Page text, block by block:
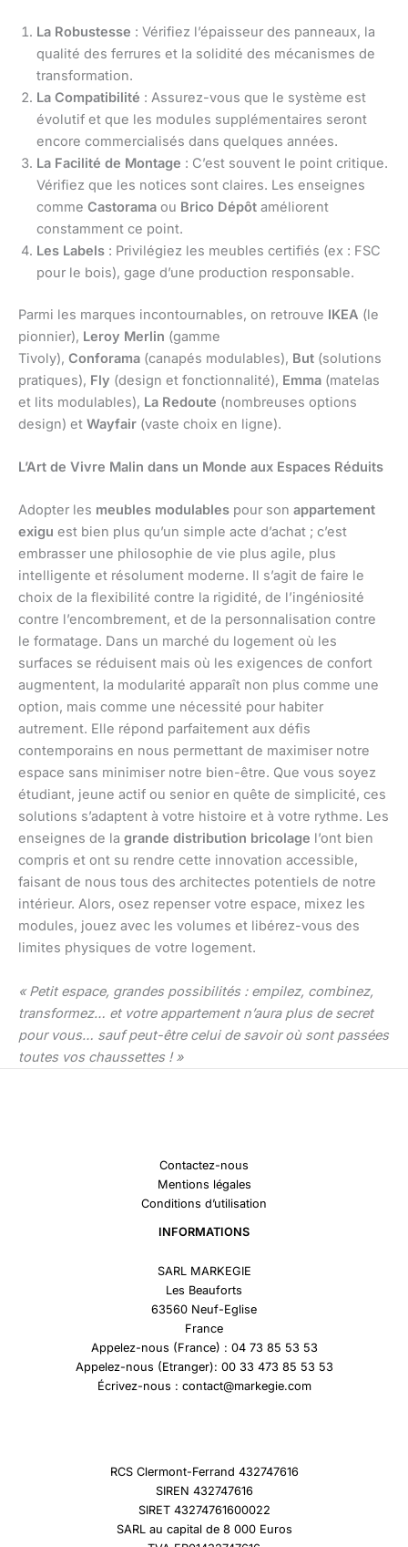
La Robustesse : Vérifiez l’épaisseur des panneaux, la
qualité des ferrures et la solidité des mécanismes de
transformation.
La Compatibilité : Assurez-vous que le système est
évolutif et que les modules supplémentaires seront
encore commercialisés dans quelques années.
La Facilité de Montage : C’est souvent le point critique.
Vérifiez que les notices sont claires. Les enseignes
comme Castorama ou Brico Dépôt améliorent
constamment ce point.
Les Labels : Privilégiez les meubles certifiés (ex : FSC
pour le bois), gage d’une production responsable.
Parmi les marques incontournables, on retrouve IKEA (le
pionnier), Leroy Merlin (gamme
Tivoly), Conforama (canapés modulables), But (solutions
pratiques), Fly (design et fonctionnalité), Emma (matelas
et lits modulables), La Redoute (nombreuses options
design) et Wayfair (vaste choix en ligne).
L’Art de Vivre Malin dans un Monde aux Espaces Réduits
Adopter les meubles modulables pour son appartement
exigu est bien plus qu’un simple acte d’achat ; c’est
embrasser une philosophie de vie plus agile, plus
intelligente et résolument moderne. Il s’agit de faire le
choix de la flexibilité contre la rigidité, de l’ingéniosité
contre l’encombrement, et de la personnalisation contre
le formatage. Dans un marché du logement où les
surfaces se réduisent mais où les exigences de confort
augmentent, la modularité apparaît non plus comme une
option, mais comme une nécessité pour habiter
autrement. Elle répond parfaitement aux défis
contemporains en nous permettant de maximiser notre
espace sans minimiser notre bien-être. Que vous soyez
étudiant, jeune actif ou senior en quête de simplicité, ces
solutions s’adaptent à votre histoire et à votre rythme. Les
enseignes de la grande distribution bricolage l’ont bien
compris et ont su rendre cette innovation accessible,
faisant de nous tous des architectes potentiels de notre
intérieur. Alors, osez repenser votre espace, mixez les
modules, jouez avec les volumes et libérez-vous des
limites physiques de votre logement.
« Petit espace, grandes possibilités : empilez, combinez,
transformez… et votre appartement n’aura plus de secret
pour vous… sauf peut-être celui de savoir où sont passées
toutes vos chaussettes ! »
Contactez-nous
Mentions légales
Conditions d’utilisation
INFORMATIONS
SARL MARKEGIE
Les Beauforts
63560 Neuf-Eglise
France
Appelez-nous (France) : 04 73 85 53 53
Appelez-nous (Etranger): 00 33 473 85 53 53
Écrivez-nous : contact@markegie.com
RCS Clermont-Ferrand 432747616
SIREN 432747616
SIRET 43274761600022
SARL au capital de 8 000 Euros